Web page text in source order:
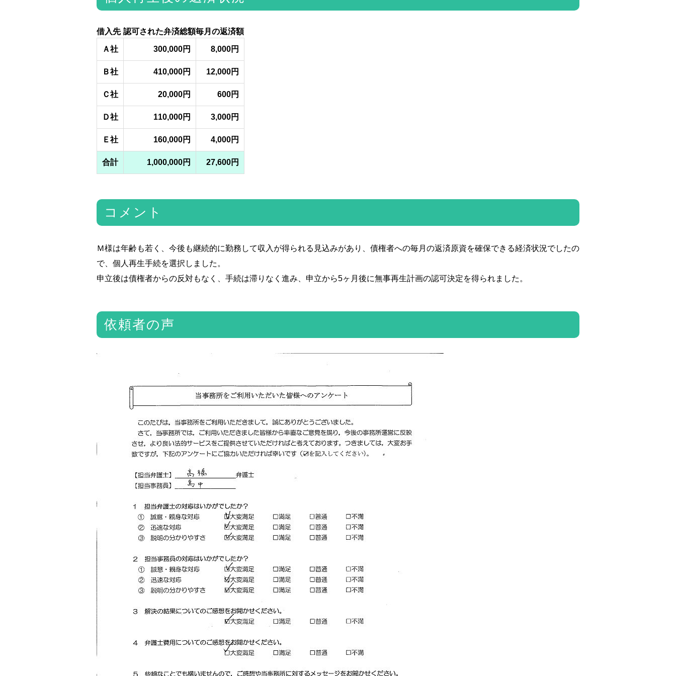
借入先 認可された弁済総額毎月の返済額
Ａ社 300,000円 8,000円
Ｂ社 410,000円 12,000円
Ｃ社 20,000円 600円
Ｄ社 110,000円 3,000円
Ｅ社 160,000円 4,000円
合計 1,000,000円 27,600円
コメント
Ｍ様は年齢も若く、今後も継続的に勤務して収入が得られる見込みがあり、債権者への毎月の返済原資を確保できる経済状況でしたの
で、個人再生手続を選択しました。
申立後は債権者からの反対もなく、手続は滞りなく進み、申立から5ヶ月後に無事再生計画の認可決定を得られました。
依頼者の声